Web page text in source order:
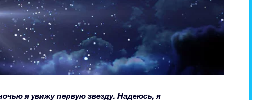
я увижу первую звезду. Надеюсь, я